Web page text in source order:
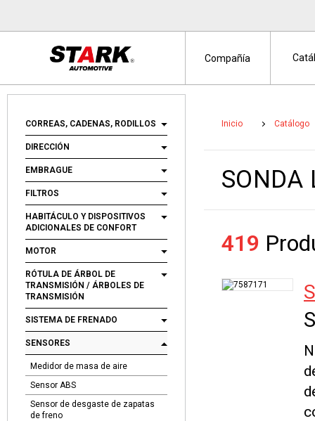
CORREAS, CADENAS, RODILLOS
DIRECCIÓN
EMBRAGUE
FILTROS
HABITÁCULO Y DISPOSITIVOS
ADICIONALES DE CONFORT
MOTOR
RÓTULA DE ÁRBOL DE
TRANSMISIÓN / ÁRBOLES DE
TRANSMISIÓN
SISTEMA DE FRENADO
SENSORES
Medidor de masa de aire
Sensor ABS
Sensor de desgaste de zapatas
de freno
Inicio Catálogo
SONDA
419
Compañía